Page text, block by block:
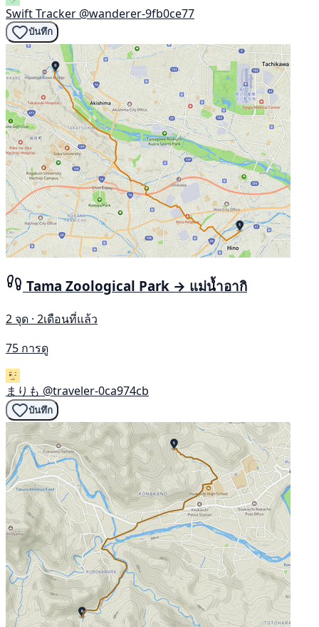
Swift Tracker @wanderer-9fb0ce77
บันทึก
Tama Zoological Park → แม่น้ำอากิ
2 จุด · 2เดือนที่แล้ว
75 การดู
まりも @traveler-0ca974cb
บันทึก